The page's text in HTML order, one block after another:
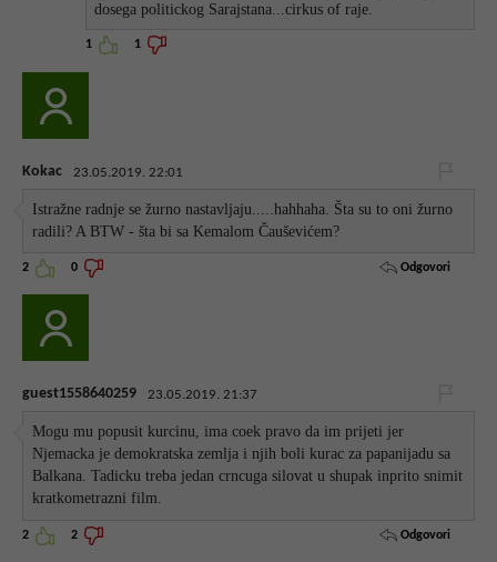
dosega politickog Sarajstana...cirkus of raje.
1 1
Kokac 23.05.2019. 22:01
Istražne radnje se žurno nastavljaju.....hahhaha. Šta su to oni žurno
radili? A BTW - šta bi sa Kemalom Čauševićem?
2 0 Odgovori
guest1558640259 23.05.2019. 21:37
Mogu mu popusit kurcinu, ima coek pravo da im prijeti jer
Njemacka je demokratska zemlja i njih boli kurac za papanijadu sa
Balkana. Tadicku treba jedan crncuga silovat u shupak inprito snimit
kratkometrazni film.
2 2 Odgovori